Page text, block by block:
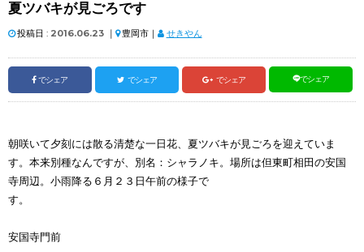
夏ツバキが見ごろです
投稿日 : 2016.06.23 ｜ 豊岡市｜ せきやん
でシェア でシェア でシェア でシェア
朝咲いて夕刻には散る清楚な一日花、夏ツバキが見ごろを迎えていま
す。本来別種なんですが、別名：シャラノキ。場所は但東町相田の安国
寺周辺。小雨降る６月２３日午前の様子で
す
安国寺門前